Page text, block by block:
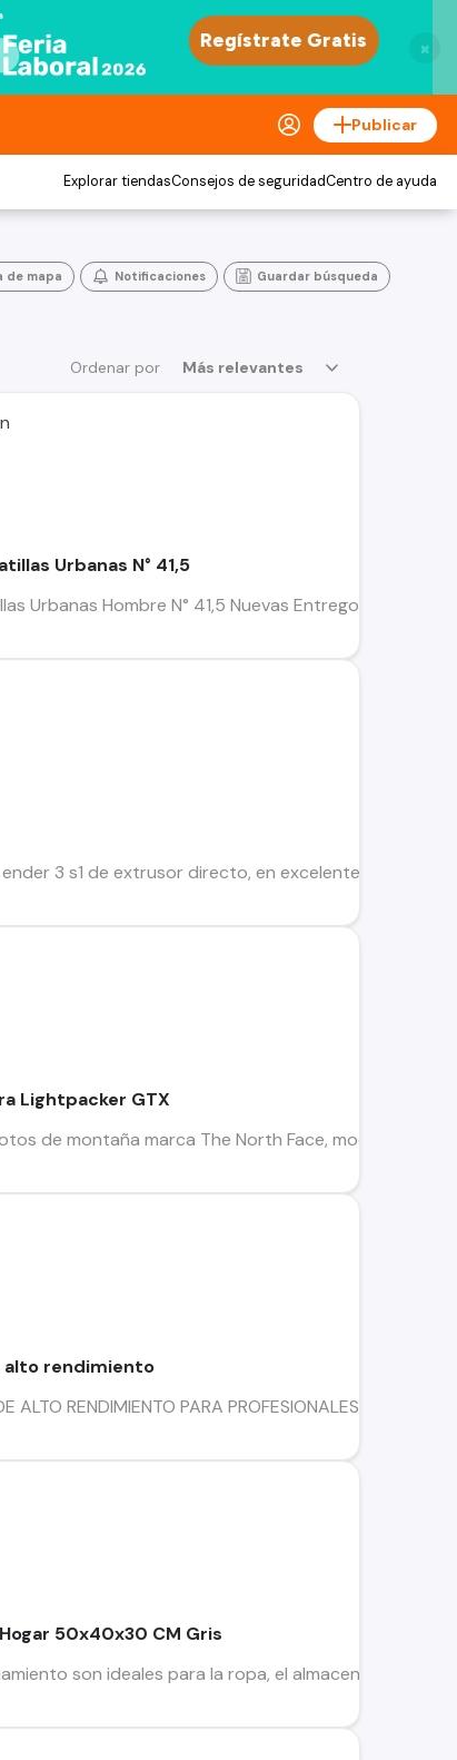
×
Publicar
Explorar tiendasConsejos de seguridadCentro de ayuda
de mapa Notificaciones Guardar búsqueda
Ordenar por Más relevantes
Urbanas N° 41,5
Urbanas Hombre N° 41,5 Nuevas Entrego en mi
3 s1 de extrusor directo, en excelente estado
Lightpacker GTX
de montaña marca The North Face, modelo
alto rendimiento
ALTO RENDIMIENTO PARA PROFESIONALES ¡LAS
50x40x30 CM Gris
son ideales para la ropa, el almacenamiento